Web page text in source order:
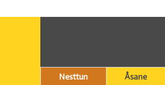
Nesttun Åsane